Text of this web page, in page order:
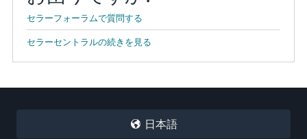
セラーフォーラムで質問する
セラーセントラルの続きを見る
日本語